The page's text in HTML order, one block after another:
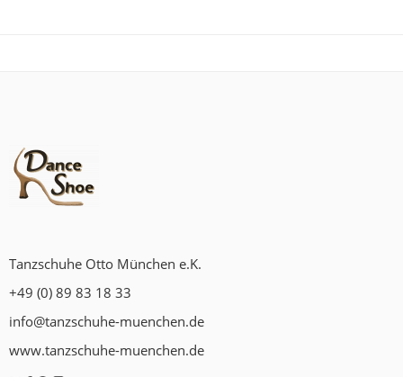
Tanzschuhe Otto München e.K.
+49 (0) 89 83 18 33
info@tanzschuhe-muenchen.de
www.tanzschuhe-muenchen.de